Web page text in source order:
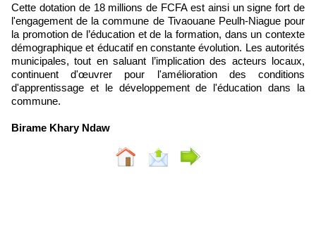
Cette dotation de 18 millions de FCFA est ainsi un signe fort de
l'engagement de la commune de Tivaouane Peulh-Niague pour
la promotion de l’éducation et de la formation, dans un contexte
démographique et éducatif en constante évolution. Les autorités
municipales, tout en saluant l’implication des acteurs locaux,
continuent d'œuvrer pour l'amélioration des conditions
d'apprentissage et le développement de l'éducation dans la
commune.
Birame Khary Ndaw